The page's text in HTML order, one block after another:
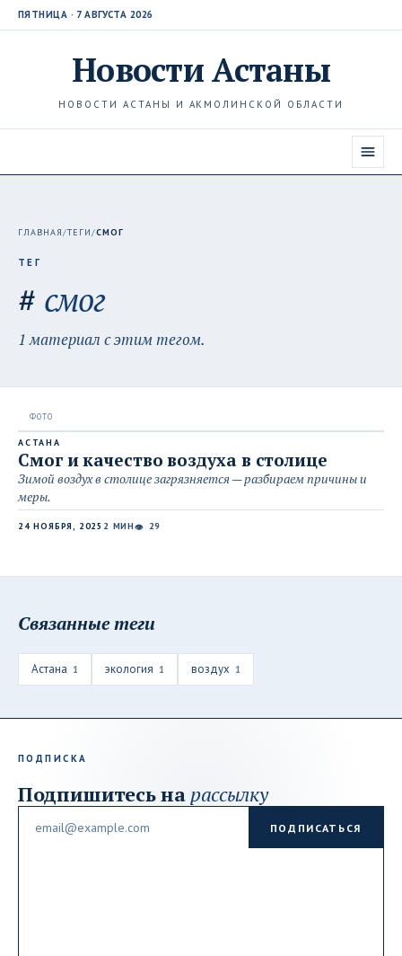
ПЯТНИЦА · 7 АВГУСТА 2026
НовостиАстаны
НОВОСТИ АСТАНЫ И АКМОЛИНСКОЙ ОБЛАСТИ
ГЛАВНАЯ/ТЕГИ/СМОГ
ТЕГ
# смог
1 материал с этим тегом.
АСТАНА
Смог и качество воздуха в столице
Зимой воздух в столице загрязняется — разбираем причины и
меры.
24 НОЯБРЯ, 2025 2 МИН👁 29
Связанные теги
Астана 1 экология 1 воздух 1
ПОДПИСКА
Подпишитесь на рассылку
ПОДПИСАТЬСЯ